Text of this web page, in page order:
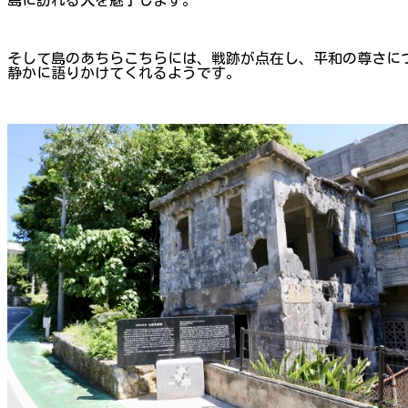
そして島のあちらこちらには、戦跡が点在し、平和の尊さに
静かに語りかけてくれるようです。